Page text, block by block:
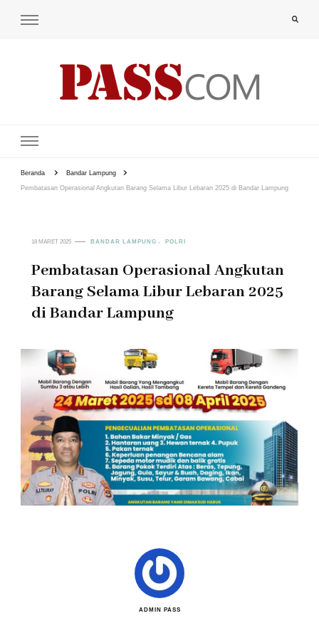
Beranda Bandar Lampung
Pembatasan Operasional Angkutan Barang Selama Libur Lebaran 2025 di Bandar Lampung
18 MARET 2025 BANDAR LAMPUNG POLRI
Pembatasan Operasional Angkutan
Barang Selama Libur Lebaran 2025
di Bandar Lampung
ADMIN PASS